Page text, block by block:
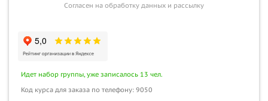
Согласен на обработку данных и рассылку
Идет набор группы, уже записалось 13 чел.
Код курса для заказа по телефону: 9050